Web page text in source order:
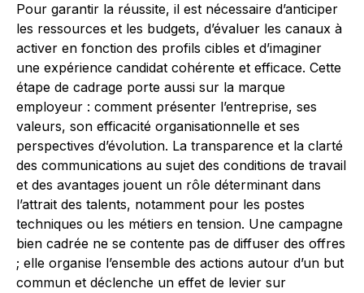
Pour garantir la réussite, il est nécessaire d’anticiper
les ressources et les budgets, d’évaluer les canaux à
activer en fonction des profils cibles et d’imaginer
une expérience candidat cohérente et efficace. Cette
étape de cadrage porte aussi sur la marque
employeur : comment présenter l’entreprise, ses
valeurs, son efficacité organisationnelle et ses
perspectives d’évolution. La transparence et la clarté
des communications au sujet des conditions de travail
et des avantages jouent un rôle déterminant dans
l’attrait des talents, notamment pour les postes
techniques ou les métiers en tension. Une campagne
bien cadrée ne se contente pas de diffuser des offres
; elle organise l’ensemble des actions autour d’un but
commun et déclenche un effet de levier sur